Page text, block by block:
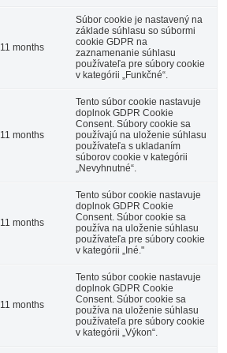
11 months
Súbor cookie je nastavený na
základe súhlasu so súbormi
cookie GDPR na
zaznamenanie súhlasu
používateľa pre súbory cookie
v kategórii „Funkčné“.
11 months
Tento súbor cookie nastavuje
doplnok GDPR Cookie
Consent. Súbory cookie sa
používajú na uloženie súhlasu
používateľa s ukladaním
súborov cookie v kategórii
„Nevyhnutné“.
11 months
Tento súbor cookie nastavuje
doplnok GDPR Cookie
Consent. Súbor cookie sa
používa na uloženie súhlasu
používateľa pre súbory cookie
v kategórii „Iné."
11 months
Tento súbor cookie nastavuje
doplnok GDPR Cookie
Consent. Súbor cookie sa
používa na uloženie súhlasu
používateľa pre súbory cookie
v kategórii „Výkon“.